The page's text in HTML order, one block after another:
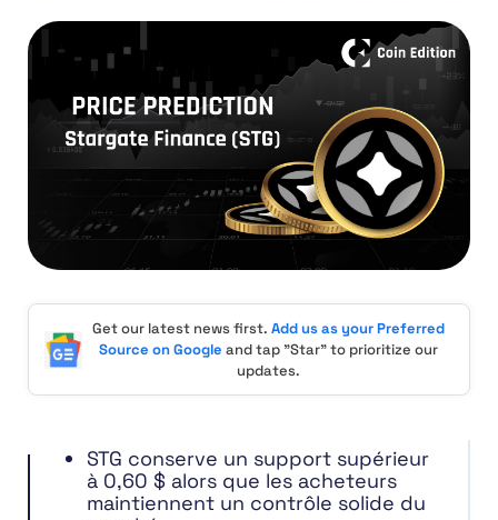
Get our latest news first. Add us as your Preferred
Source on Google and tap "Star" to prioritize our
updates.
STG conserve un support supérieur
à 0,60 $ alors que les acheteurs
maintiennent un contrôle solide du